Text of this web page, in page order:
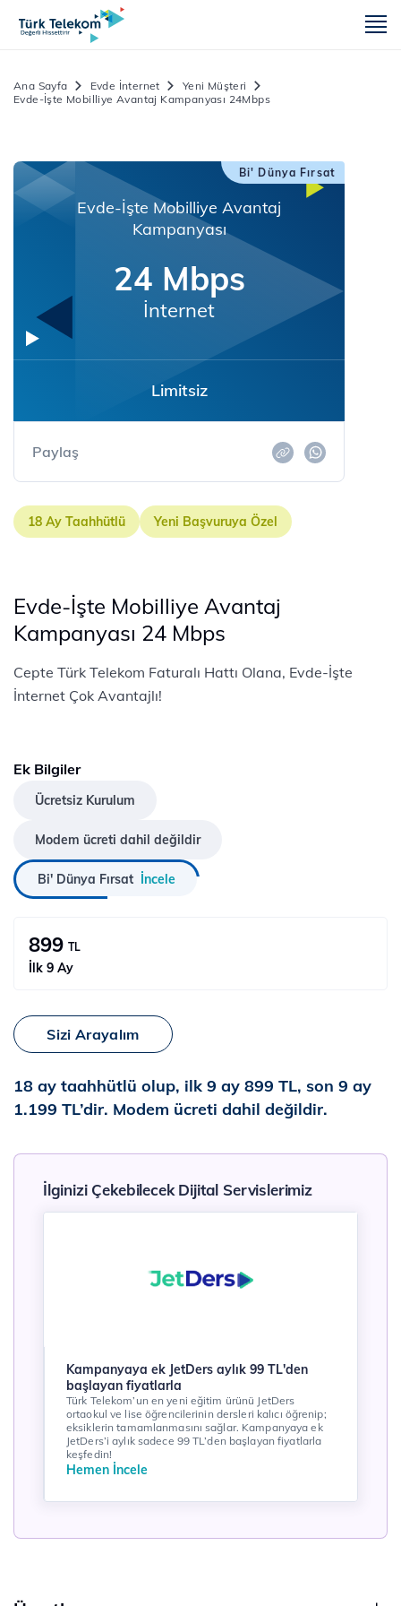
Ana Sayfa Evde İnternet
Yeni Müşteri
Evde-İşte Mobilliye Avantaj Kampanyası 24Mbps
Bi' Dünya Fırsat
Evde-İşte Mobilliye Avantaj
Kampanyası
24 Mbps
İnternet
Limitsiz
Paylaş
18 Ay Taahhütlü Yeni Başvuruya Özel
Evde-İşte Mobilliye Avantaj
Kampanyası 24 Mbps
Cepte Türk Telekom Faturalı Hattı Olana, Evde-İşte
İnternet Çok Avantajlı!
Ek Bilgiler
Ücretsiz Kurulum
Modem ücreti dahil değildir
Bi' Dünya Fırsat İncele
899 TL
İlk 9 Ay
Sizi Arayalım
18 ay taahhütlü olup, ilk 9 ay 899 TL, son 9 ay
1.199 TL’dir. Modem ücreti dahil değildir.
İlginizi Çekebilecek Dijital Servislerimiz
Kampanyaya ek JetDers aylık 99 TL'den
başlayan fiyatlarla
Türk Telekom’un en yeni eğitim ürünü JetDers
ortaokul ve lise öğrencilerinin dersleri kalıcı öğrenip;
eksiklerin tamamlanmasını sağlar. Kampanyaya ek
JetDers’i aylık sadece 99 TL’den başlayan fiyatlarla
keşfedin!
Hemen İncele